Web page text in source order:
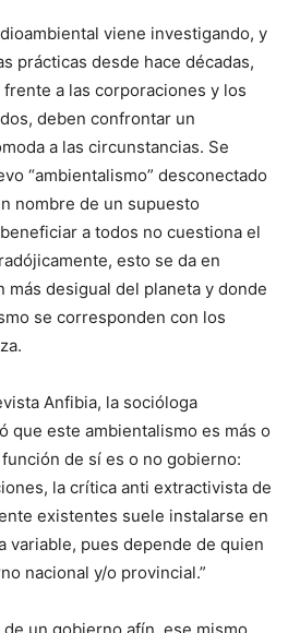
viene investigando, y
prácticas desde hace décadas,
a las corporaciones y los
deben confrontar un
a las circunstancias. Se
“ambientalismo” desconectado
nombre de un supuesto
a todos no cuestiona el
esto se da en
más desigual del planeta y donde
se corresponden con los
Anfibia, la socióloga
que este ambientalismo es más o
de sí es o no gobierno:
la crítica anti extractivista de
existentes suele instalarse en
variable, pues depende de quien
nacional y/o provincial.”